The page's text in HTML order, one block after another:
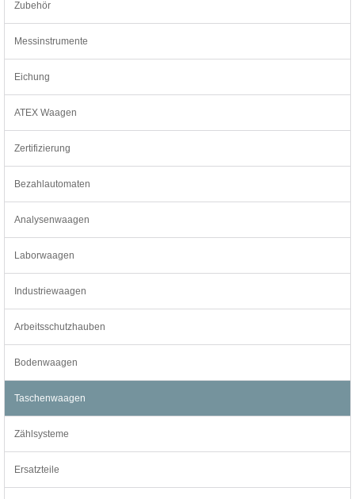
Zubehör
Messinstrumente
Eichung
ATEX Waagen
Zertifizierung
Bezahlautomaten
Analysenwaagen
Laborwaagen
Industriewaagen
Arbeitsschutzhauben
Bodenwaagen
Taschenwaagen
Zählsysteme
Ersatzteile